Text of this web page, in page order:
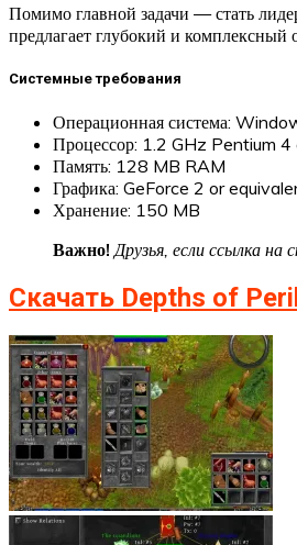
Помимо главной задачи — стать
предлагает глубокий и
Системные требования
Операционная система:
Процессор: 1.2 GHz Pentium
Память: 128 MB RAM
Графика: GeForce 2 or
Хранение: 150 MB
Важно!Друзья, если ссылка
Скачать Depths of Peril